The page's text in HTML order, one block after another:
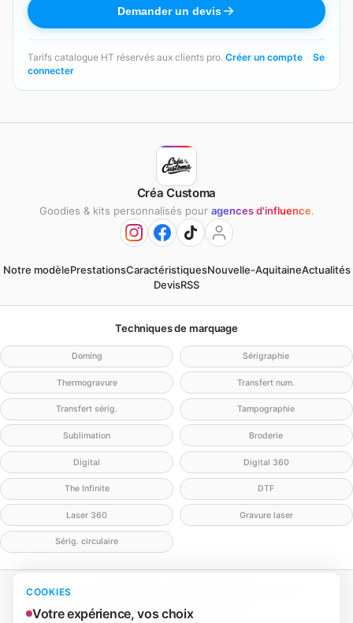
COOKIES
Votre expérience, vos choix
Demander un devis
Tarifs catalogue HT réservés aux clients pro. Créer un compte · Se
connecter
Créa Customa
Goodies & kits personnalisés pour agences d'influence.
Notre modèlePrestationsCaractéristiquesNouvelle-AquitaineActualités
DevisRSS
Techniques de marquage
Doming Sérigraphie
Thermogravure Transfert num.
Transfert sérig. Tampographie
Sublimation Broderie
Digital Digital 360
The Infinite DTF
Laser 360 Gravure laser
Sérig. circulaire
Mentions légales